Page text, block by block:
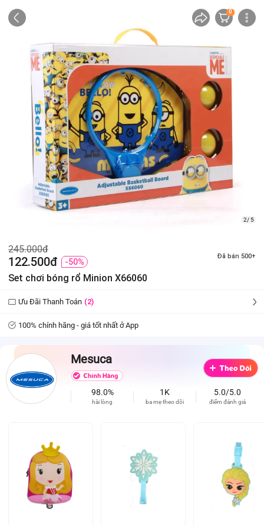
0
2/ 5
245.000đ
122.500đ -50%
Đã bán 500+
Set chơi bóng rổ Minion X66060
Ưu Đãi Thanh Toán (2)
100% chính hãng - giá tốt nhất ở App
Mesuca
98.0%
hài lòng
1K
ba mẹ theo dõi
5.0/5.0
điểm đánh giá